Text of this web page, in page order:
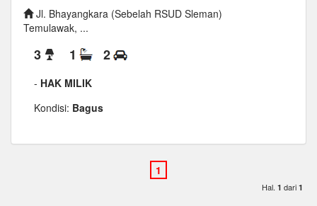
Jl. Bhayangkara (Sebelah RSUD Sleman)
Temulawak, ...
3 1 2
- HAK MILIK
Kondisi: Bagus
Hal. 1 dari 1